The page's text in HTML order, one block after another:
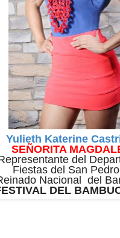
Yulieth Katerine
SEÑORITA
del
Fiestas del San
Nacional del
DEL